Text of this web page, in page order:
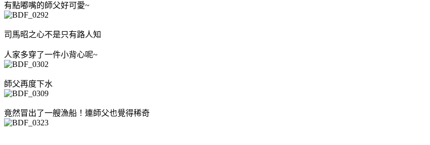
有點嘟嘴的師父好可愛~
司馬昭之心不是只有路人知
人家多穿了一件小背心呢~
師父再度下水
竟然冒出了一艘漁船！連師父也覺得稀奇